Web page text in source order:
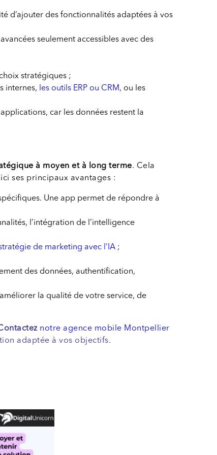
d’ajouter des fonctionnalités adaptées à vos
seulement accessibles avec des
stratégiques ;
internes, les outils ERP ou CRM, ou les
car les données restent la
à moyen et à long terme. Cela
ses principaux avantages :
Une app permet de répondre à
l’intégration de l’intelligence
de marketing avec l’IA ;
des données, authentification,
la qualité de votre service, de
notre agence mobile Montpellier
adaptée à vos objectifs.